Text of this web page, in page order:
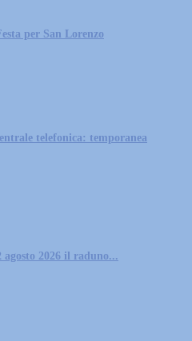
per San Lorenzo
telefonica: temporanea
2026 il raduno...